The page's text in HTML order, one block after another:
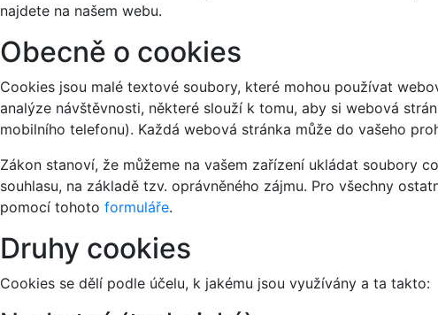
najdete na našem webu.
Obecně o cookies
Cookies jsou malé textové soubory, které mohou používat
analýze návštěvnosti, některé slouží k tomu, aby si webová
mobilního telefonu). Každá webová stránka může do vašeho
Zákon stanoví, že můžeme na vašem zařízení ukládat soubory
souhlasu, na základě tzv. oprávněného zájmu. Pro všechny
pomocí tohoto formuláře.
Druhy cookies
Cookies se dělí podle účelu, k jakému jsou využívány a ta takto: